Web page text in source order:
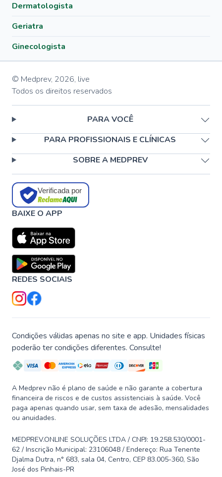
Dermatologista
Geriatra
Ginecologista
© Medprev, 2026, live
Todos os direitos reservados
PARA VOCÊ
PARA PROFISSIONAIS E CLÍNICAS
SOBRE A MEDPREV
Verificada por
BAIXE O APP
REDES SOCIAIS
Condições válidas apenas no site e app. Unidades físicas
poderão ter condições diferentes. Consulte!
A Medprev não é plano de saúde e não garante a cobertura
financeira de riscos e de custos assistenciais à saúde. Você
paga apenas quando usar, sem taxa de adesão, mensalidades
ou anuidades.
MEDPREV.ONLINE SOLUÇÕES LTDA / CNPJ: 19.258.530/0001-
62 / Inscrição Municipal: 23106048 / Endereço: Rua Tenente
Djalma Dutra, n° 683, sala 04, Centro, CEP 83.005-360, São
José dos Pinhais-PR